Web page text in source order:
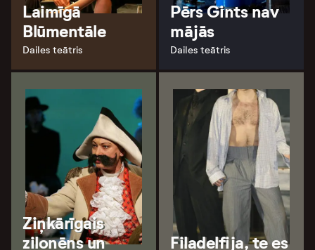
Laimīgā
Blūmentāle
Dailes teātris
Pērs Gints nav
mājās
Dailes teātris
Ziņkārīgais
zilonēns un
Filadelfija, te es